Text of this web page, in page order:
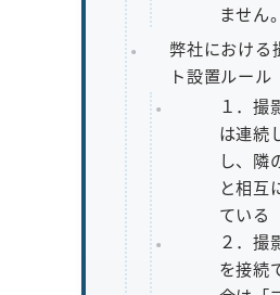
ません。
弊社における
ト設置ルール
１．撮
は連続
し、隣
と相互
ている
２．撮
を接続